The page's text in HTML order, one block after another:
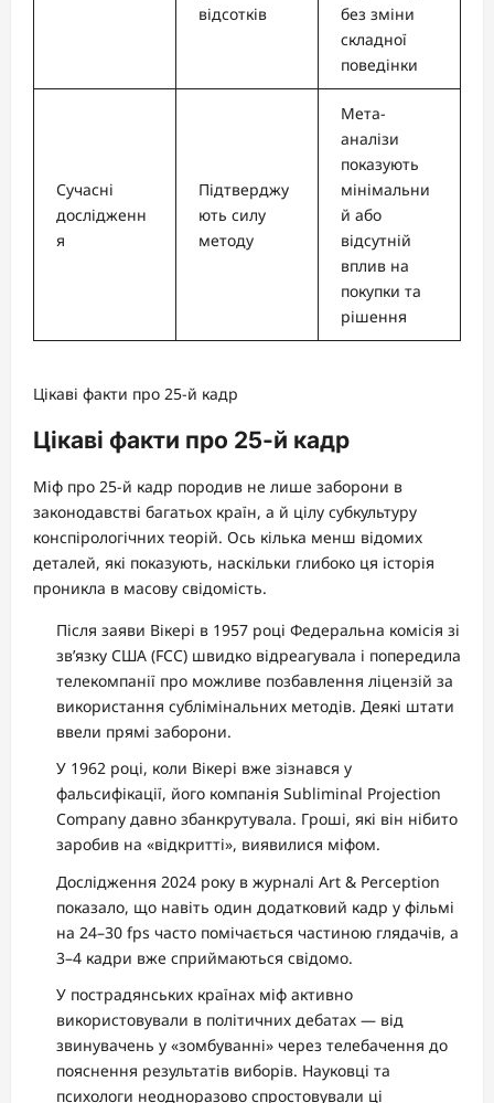
відсотків
без зміни
складної
поведінки
Сучасні
дослідженн
я
Підтверджу
ють силу
методу
Мета-
аналізи
показують
мінімальни
й або
відсутній
вплив на
покупки та
рішення
Цікаві факти про 25-й кадр
Цікаві факти про 25-й кадр
Міф про 25-й кадр породив не лише заборони в
законодавстві багатьох країн, а й цілу субкультуру
конспірологічних теорій. Ось кілька менш відомих
деталей, які показують, наскільки глибоко ця історія
проникла в масову свідомість.
Після заяви Вікері в 1957 році Федеральна комісія зі
зв’язку США (FCC) швидко відреагувала і попередила
телекомпанії про можливе позбавлення ліцензій за
використання сублімінальних методів. Деякі штати
ввели прямі заборони.
У 1962 році, коли Вікері вже зізнався у
фальсифікації, його компанія Subliminal Projection
Company давно збанкрутувала. Гроші, які він нібито
заробив на «відкритті», виявилися міфом.
Дослідження 2024 року в журналі Art & Perception
показало, що навіть один додатковий кадр у фільмі
на 24–30 fps часто помічається частиною глядачів, а
3–4 кадри вже сприймаються свідомо.
У пострадянських країнах міф активно
використовували в політичних дебатах — від
звинувачень у «зомбуванні» через телебачення до
пояснення результатів виборів. Науковці та
психологи неодноразово спростовували ці